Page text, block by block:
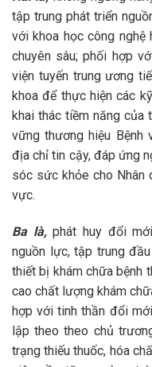
tập trung phát triển
với khoa học công
chuyên sâu; phối hợp
viện tuyến trung ương
khoa để thực hiện các
khai thác tiềm năng của
vững thương hiệu Bệnh
địa chỉ tin cậy, đáp ứng
sóc sức khỏe cho Nhân
vực.
Ba là,phát huy đổi
nguồn lực, tập trung
thiết bị khám chữa bệnh
cao chất lượng khám
hợp với tinh thần đổi
lập theo theo chủ
trạng thiếu thuốc, hóa